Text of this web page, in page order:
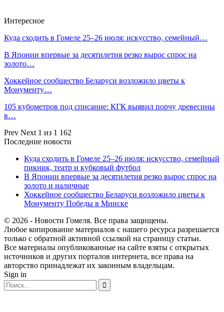
Интересное
Куда сходить в Гомеле 25–26 июля: искусство, семейный…
В Японии впервые за десятилетия резко вырос спрос на
золото…
Хоккейное сообщество Беларуси возложило цветы к
Монументу…
105 кубометров под списание: КГК выявил порчу древесины
в…
Prev Next 1 из 1 162
Последние новости
Куда сходить в Гомеле 25–26 июля: искусство, семейный
пикник, театр и кубковый футбол
В Японии впервые за десятилетия резко вырос спрос на
золото и наличные
Хоккейное сообщество Беларуси возложило цветы к
Монументу Победы в Минске
© 2026 - Новости Гомеля. Все права защищены.
Любое копирование материалов с нашего ресурса разрешается
только с обратной активной ссылкой на страницу статьи.
Все материалы опубликованные на сайте взяты с открытых
источников и других порталов интернета, все права на
авторство принадлежат их законным владельцам.
Sign in